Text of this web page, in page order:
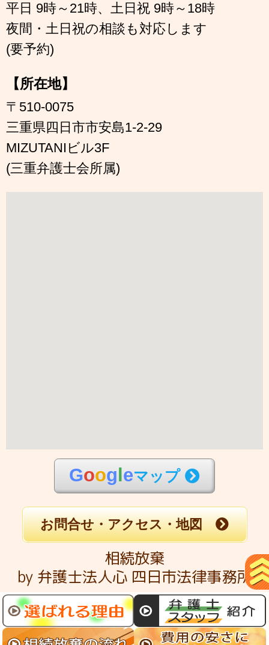
平日 9時～21時、土日祝 9時～18時
夜間・土日祝の相談も対応します
(要予約)
【所在地】
〒510-0075
三重県四日市市安島1-2-29
MIZUTANIビル3F
(三重弁護士会所属)
Goog eマップ
お問合せ・アクセス・地図
相続放棄
by 弁護士法人心 四日市法律事務所